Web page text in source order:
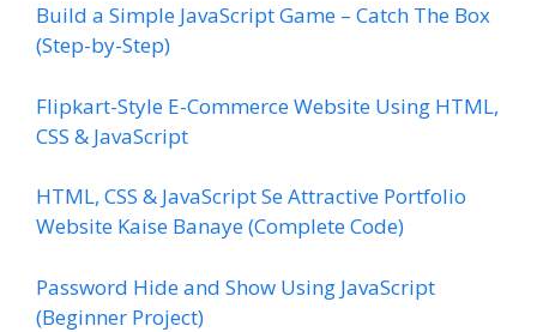
Build a Simple JavaScript Game – Catch The Box
(Step-by-Step)
Flipkart-Style E-Commerce Website Using HTML,
CSS & JavaScript
HTML, CSS & JavaScript Se Attractive Portfolio
Website Kaise Banaye (Complete Code)
Password Hide and Show Using JavaScript
(Beginner Project)